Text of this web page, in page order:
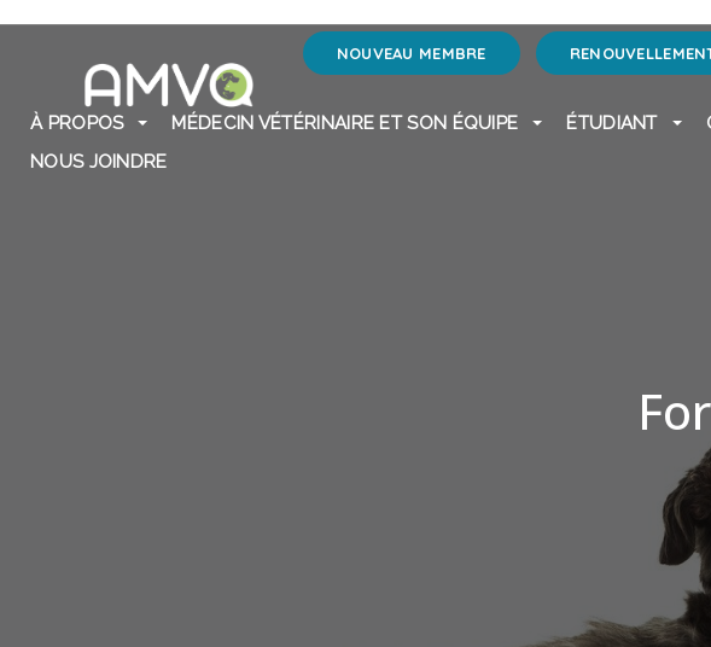
NOUVEAU MEMBRE
À PROPOS MÉDECIN VÉTÉRINAIRE ET SON ÉQUIPE ÉTUDIANT
NOUS JOINDRE